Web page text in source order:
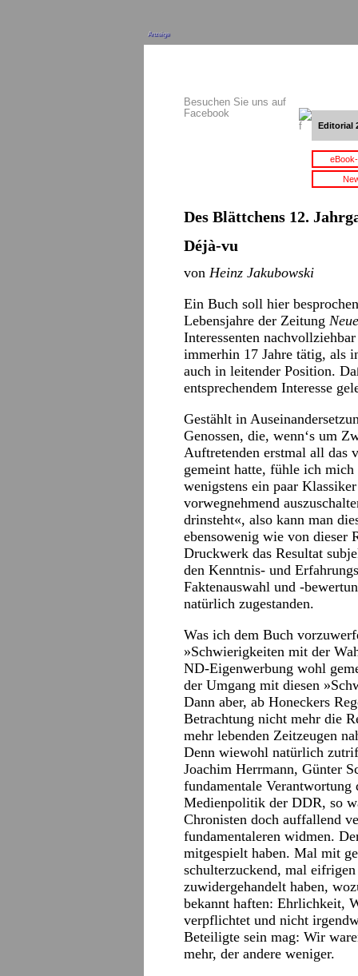
Anzeige
Besuchen Sie uns auf
Facebook
Editorial
Des Blättchens 12.
Déjà-vu
von Heinz Jakubowski
Ein Buch soll hier
Lebensjahre der Zeitung
Interessenten
immerhin 17 Jahre tätig, als
auch in leitender Position.
entsprechendem Interesse
Gestählt in
Genossen, die, wenn‘s um
Auftretenden erstmal all das
gemeint hatte, fühle ich
wenigstens ein paar
vorwegnehmend
drinsteht«, also kann man
ebensowenig wie von dieser
Druckwerk das Resultat
den Kenntnis- und
Faktenauswahl und -
natürlich zugestanden.
Was ich dem Buch
»Schwierigkeiten mit der
ND-Eigenwerbung wohl
der Umgang mit diesen
Dann aber, ab Honeckers
Betrachtung nicht mehr die
mehr lebenden Zeitzeugen
Denn wiewohl natürlich
Joachim Herrmann, Günter
fundamentale
Medienpolitik der DDR, so
Chronisten doch auffallend
fundamentaleren widmen.
mitgespielt haben. Mal mit
schulterzuckend, mal
zuwidergehandelt haben,
bekannt haften: Ehrlichkeit,
verpflichtet und nicht
Beteiligte sein mag: Wir
mehr, der andere weniger.